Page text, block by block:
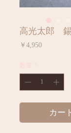
高光太郎
￥4,950価
カー